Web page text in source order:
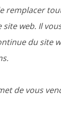
remplacer
web. Il
du site
de vous